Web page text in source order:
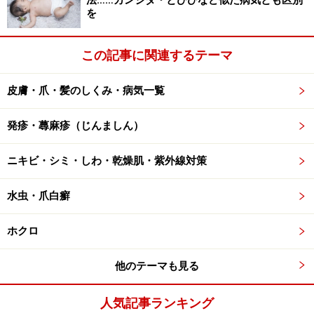
した上で、検討するのがよいでしょう。
脇汗の多さに悩んでいても、「体質だから仕方ない」と
諦めている人は少なくありません。実際には保険診療で
択肢もあります。気になる方は皮膚科など専門の医療機
関を受診してください。
法 」をあわせてご覧ください。
※当サイトにおける医師・医療従事者等による情報の提供は、診
断・治療行為ではありません。診断・治療を必要とする方は、適
切な医療機関での受診をおすすめいたします。記事内容は執筆者
個人の見解によるものであり、全ての方への有効性を保証するも
のではありません。当サイトで提供する情報に基づいて被ったい
かなる損害についても、当社、各ガイド、その他当社と契約した
情報提供者は一切の責任を負いかねます。
を
この記事に関連するテーマ
皮膚・爪・髪のしくみ・病気一覧
発疹・蕁麻疹（じんましん）
ニキビ・シミ・しわ・乾燥肌・紫外線対策
水虫・爪白癬
ホクロ
他のテーマも見る
人気記事ランキング